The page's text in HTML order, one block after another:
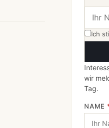
Ich
wir
Tag.
NAME